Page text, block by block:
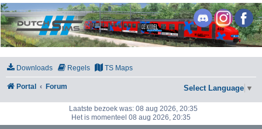
DutchSims
Downloads Regels TS Maps
Portal Forum Select Language ▼
Laatste bezoek was: 08 aug 2026, 20:35
Het is momenteel 08 aug 2026, 20:35